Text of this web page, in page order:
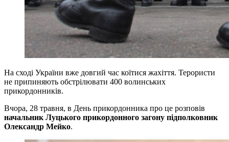
На сході України вже довгий час коїтися жахіття. Терористи
не припиняють обстрілювати 400 волинських
прикордонників.
Вчора, 28 травня, в День прикордонника про це розповів
начальник Луцького прикордонного загону підполковник
Олександр Мейко.